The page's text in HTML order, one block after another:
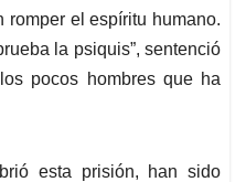
romper el espíritu humano.
la psiquis”, sentenció
pocos hombres que ha
esta prisión, han sido